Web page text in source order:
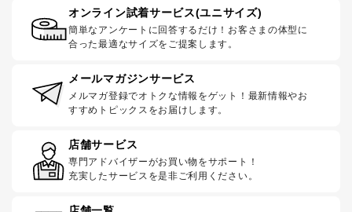
オンライン試着サービス(ユニサイズ)
簡単なアンケートに回答するだけ！お客さまの体型に
合った最適なサイズをご提案します。
メールマガジンサービス
メルマガ登録でオトクな情報をゲット！最新情報やお
すすめトピックスをお届けします。
店舗サービス
専門アドバイザーがお買い物をサポート！
充実したサービスを是非ご利用ください。